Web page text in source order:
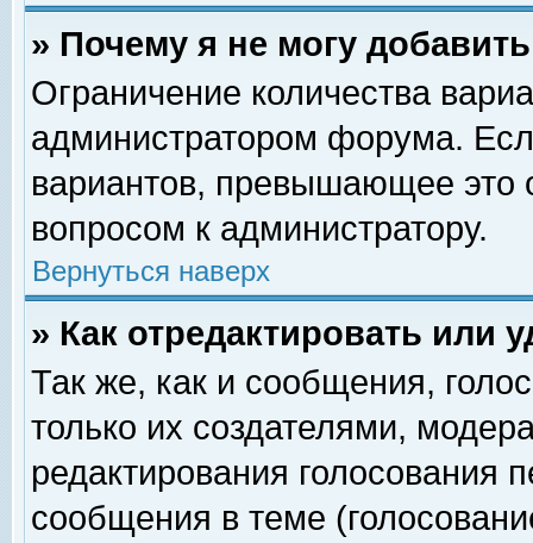
» Почему я не могу
Ограничение количества
администратором форума.
вариантов, превышающее это
вопросом к администратору.
Вернуться наверх
» Как отредактировать или
Так же, как и сообщения,
только их создателями,
редактирования голосования
сообщения в теме